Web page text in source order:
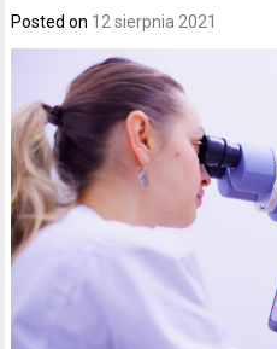
Posted on 12 sierpnia 2021